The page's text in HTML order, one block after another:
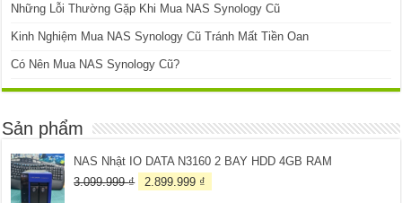
Những Lỗi Thường Gặp Khi Mua NAS Synology Cũ
Kinh Nghiệm Mua NAS Synology Cũ Tránh Mất Tiền Oan
Có Nên Mua NAS Synology Cũ?
Sản phẩm
NAS Nhật IO DATA N3160 2 BAY HDD 4GB RAM
3.099.999₫
Giá
2.899.999 ₫